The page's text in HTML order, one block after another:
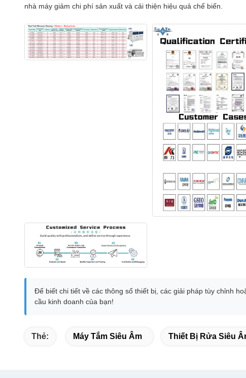
nhà máy giảm chi phí sản xuất và cải thiện hiệu quả chế biến.
Để biết chi tiết về các thông số thiết bị, các giải pháp tùy chỉnh
cầu kinh doanh của bạn!
Thẻ: Máy Tắm Siêu Âm Thiết Bị Rửa Siêu